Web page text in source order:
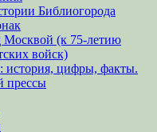
Библиогорода
Москвой (к 75-летию
войск)
история, цифры, факты.
прессы